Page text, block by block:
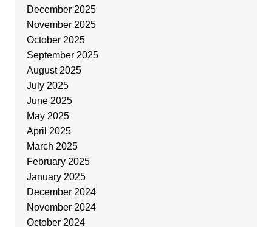
December 2025
November 2025
October 2025
September 2025
August 2025
July 2025
June 2025
May 2025
April 2025
March 2025
February 2025
January 2025
December 2024
November 2024
October 2024